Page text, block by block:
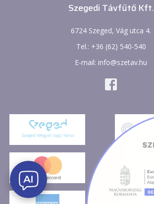
Szegedi Távfűtő Kft.
6724 Szeged, Vág utca 4.
Tel.: +36 (62) 540-540
E-mail: info@szetav.hu